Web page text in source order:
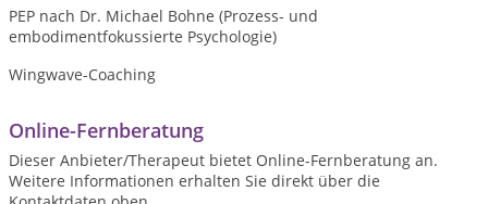
PEP nach Dr. Michael Bohne (Prozess- und
embodimentfokussierte Psychologie)
Wingwave-Coaching
Online-Fernberatung
Dieser Anbieter/Therapeut bietet Online-Fernberatung an.
Weitere Informationen erhalten Sie direkt über die